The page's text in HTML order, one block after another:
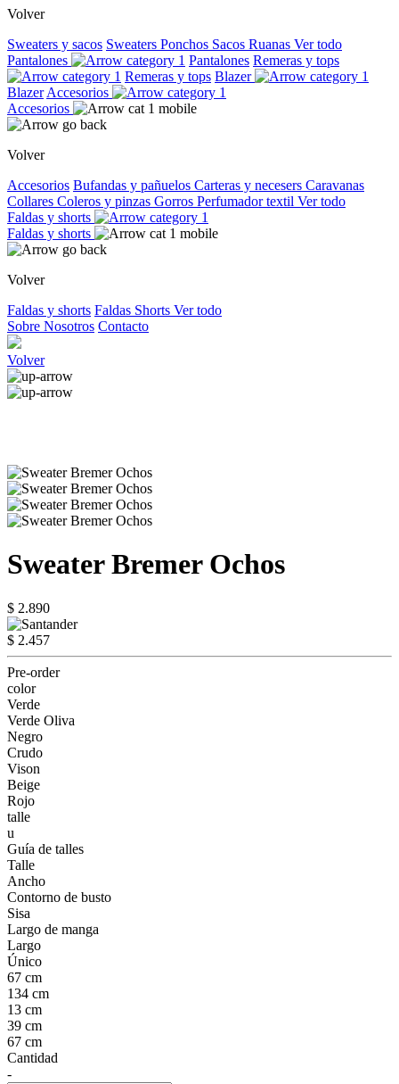
Volver
Sweaters y sacos Sweaters Ponchos Sacos Ruanas Ver todo
Pantalones
Pantalones Remeras y tops
Remeras y tops Blazer
Blazer Accesorios
Accesorios
Volver
Accesorios Bufandas y pañuelos Carteras y necesers Caravanas
Collares Coleros y pinzas Gorros Perfumador textil Ver todo
Faldas y shorts
Faldas y shorts
Volver
Faldas y shorts Faldas Shorts Ver todo
Sobre Nosotros Contacto
Volver
Sweater Bremer Ochos
$ 2.890
$ 2.457
Pre-order
color
Verde
Verde Oliva
Negro
Crudo
Vison
Beige
Rojo
talle
u
Guía de talles
Talle
Ancho
Contorno de busto
Sisa
Largo de manga
Largo
Único
67 cm
134 cm
13 cm
39 cm
67 cm
Cantidad
-